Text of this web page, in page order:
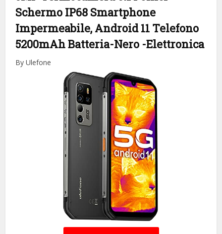
Schermo IP68 Smartphone
Impermeabile, Android 11 Telefono
5200mAh Batteria-Nero -Elettronica
By Ulefone